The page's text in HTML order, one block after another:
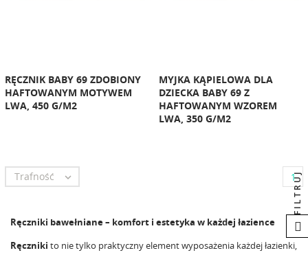
RĘCZNIK BABY 69 ZDOBIONY
HAFTOWANYM MOTYWEM
LWA, 450 G/M2
MYJKA KĄPIELOWA DLA
DZIECKA BABY 69 Z
HAFTOWANYM WZOREM
LWA, 350 G/M2
Trafność  1
Ręczniki bawełniane – komfort i estetyka w każdej łazience
Ręczniki to nie tylko praktyczny element wyposażenia każdej łazienki,
FILTRUJ